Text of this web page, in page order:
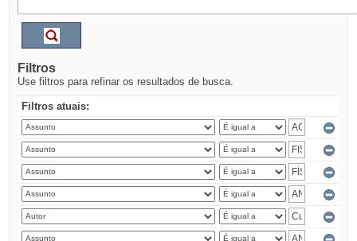
Filtros
Use filtros para refinar os resultados de busca.
Filtros atuais: